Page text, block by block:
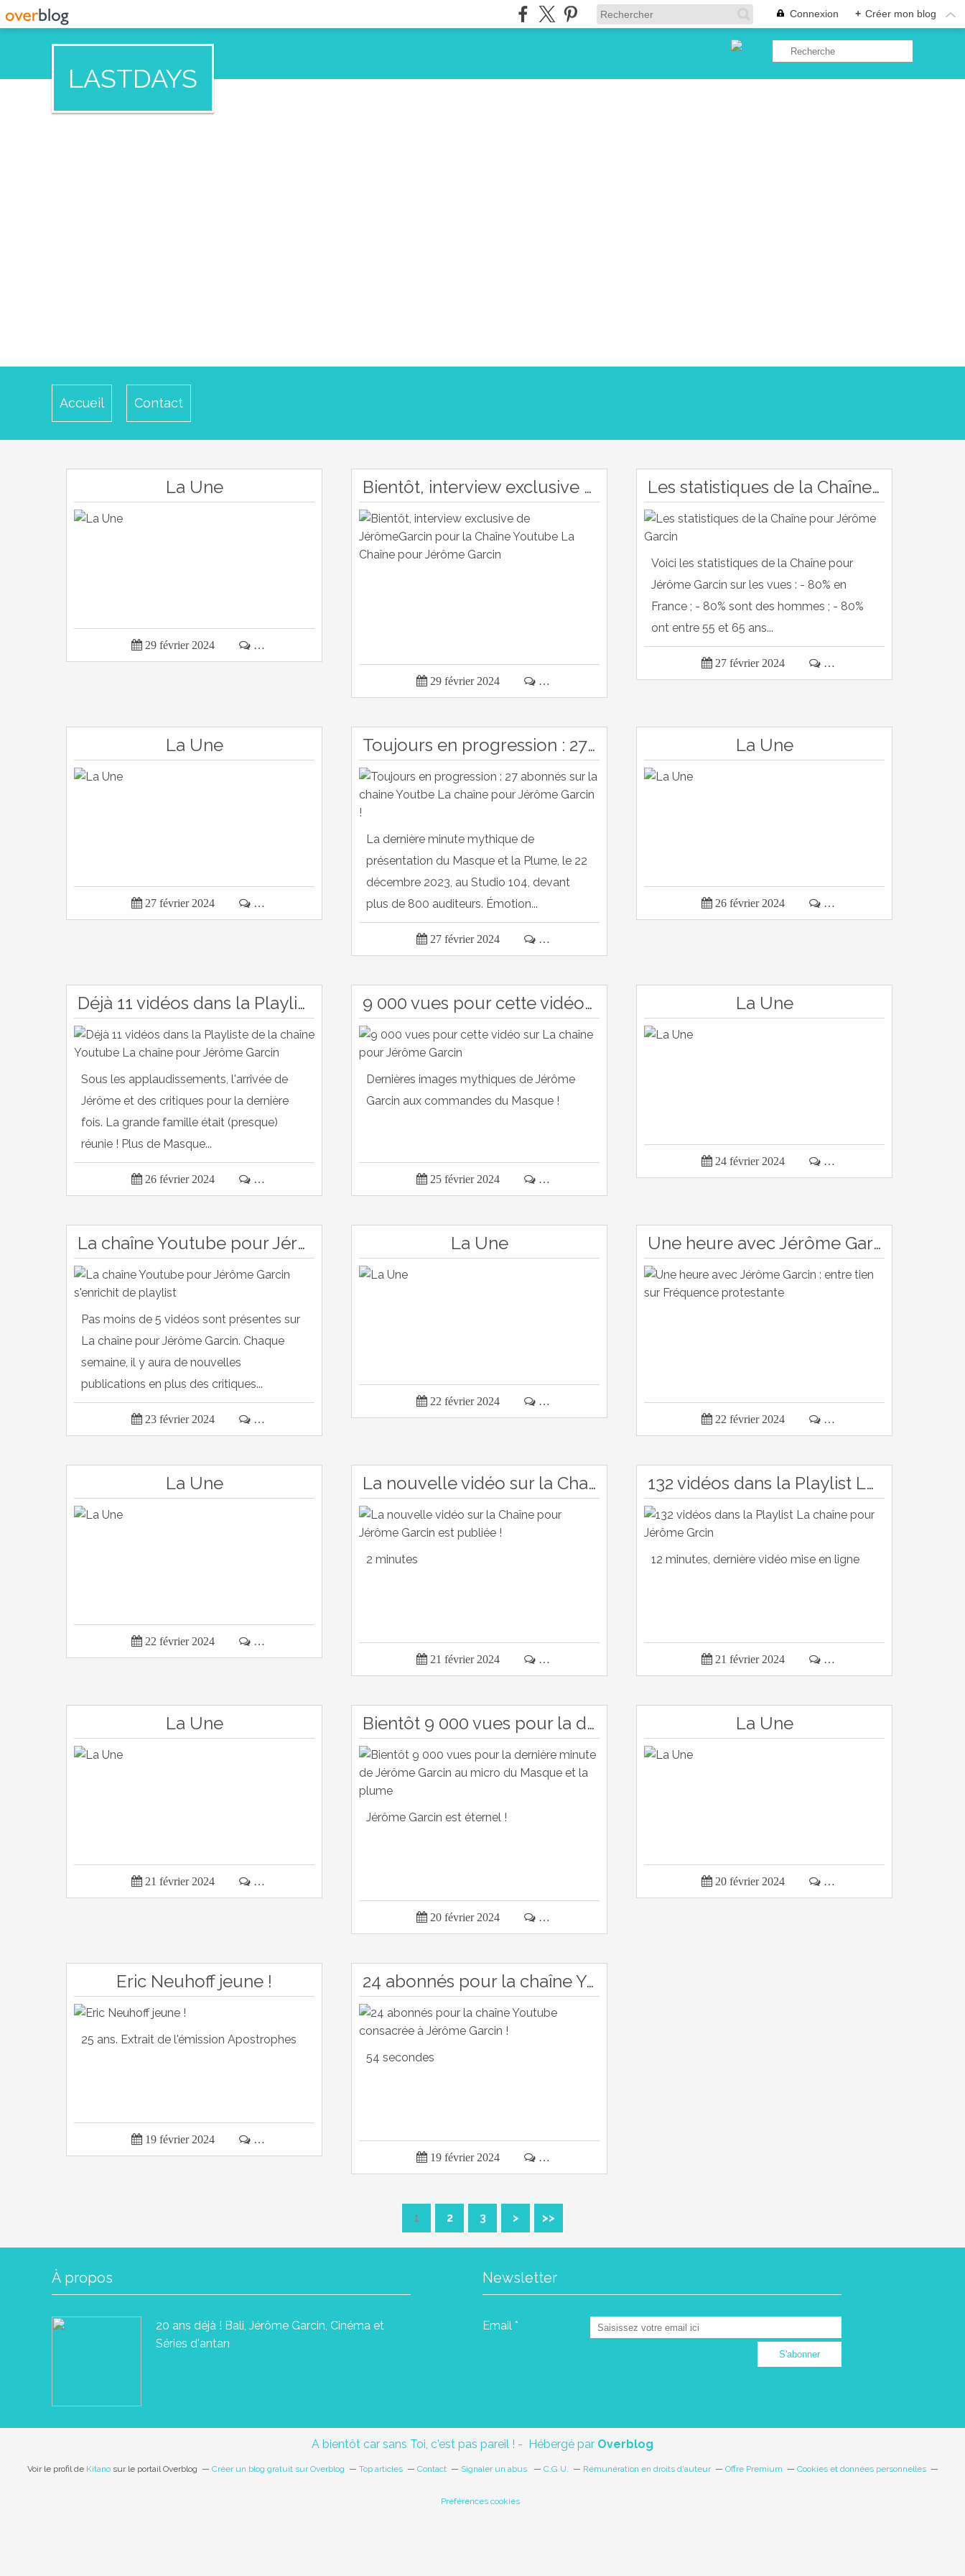
Connexion + Créer mon blog
LASTDAYS
Accueil Contact
La Une
 29 février 2024  …
Bientôt, interview exclusive de JérômeGarcin pour la Chaîne Youtube La Chaîne pour Jérôme Garcin
 29 février 2024  …
Les statistiques de la Chaîne pour Jérôme Garcin
Voici les statistiques de la Chaîne pour
Jérôme Garcin sur les vues : - 80% en
France ; - 80% sont des hommes ; - 80%
ont entre 55 et 65 ans...
 27 février 2024  …
La Une
 27 février 2024  …
Toujours en progression : 27 abonnés sur la chaine Youtbe La chaîne pour Jérôme Garcin !
La dernière minute mythique de
présentation du Masque et la Plume, le 22
décembre 2023, au Studio 104, devant
plus de 800 auditeurs. Émotion...
 27 février 2024  …
La Une
 26 février 2024  …
Déjà 11 vidéos dans la Playliste de la chaîne Youtube La chaîne pour Jérôme Garcin
Sous les applaudissements, l'arrivée de
Jérôme et des critiques pour la dernière
fois. La grande famille était (presque)
réunie ! Plus de Masque...
 26 février 2024  …
9 000 vues pour cette vidéo sur La chaîne pour Jérôme Garcin
Dernières images mythiques de Jérôme
Garcin aux commandes du Masque !
 25 février 2024  …
La Une
 24 février 2024  …
La chaîne Youtube pour Jérôme Garcin s'enrichit de playlist
Pas moins de 5 vidéos sont présentes sur
La chaîne pour Jérôme Garcin. Chaque
semaine, il y aura de nouvelles
publications en plus des critiques...
 23 février 2024  …
La Une
 22 février 2024  …
Une heure avec Jérôme Garcin : entre tien sur Fréquence protestante
 22 février 2024  …
La Une
 22 février 2024  …
La nouvelle vidéo sur la Chaîne pour Jérôme Garcin est publiée !
2 minutes
 21 février 2024  …
132 vidéos dans la Playlist La chaîne pour Jérôme Grcin
12 minutes, dernière vidéo mise en ligne
 21 février 2024  …
La Une
 21 février 2024  …
Bientôt 9 000 vues pour la dernière minute de Jérôme Garcin au micro du Masque et la plume
Jérôme Garcin est éternel !
 20 février 2024  …
La Une
 20 février 2024  …
Eric Neuhoff jeune !
25 ans. Extrait de l'émission Apostrophes
 19 février 2024  …
24 abonnés pour la chaîne Youtube consacrée à Jérôme Garcin !
54 secondes
 19 février 2024  …
1 2 3 > >>
À propos
20 ans déjà ! Bali, Jérôme Garcin, Cinéma et
Séries d'antan
Newsletter
Email
A bientôt car sans Toi, c'est pas pareil ! - Hébergé par Overblog
Voir le profil de Kitanosur le portail Overblog Créer un blog gratuit sur Overblog Top articles Contact Signaler un abus C.G.U. Rémunération en droits d'auteur Offre Premium Cookies et données personnelles
Préférences cookies